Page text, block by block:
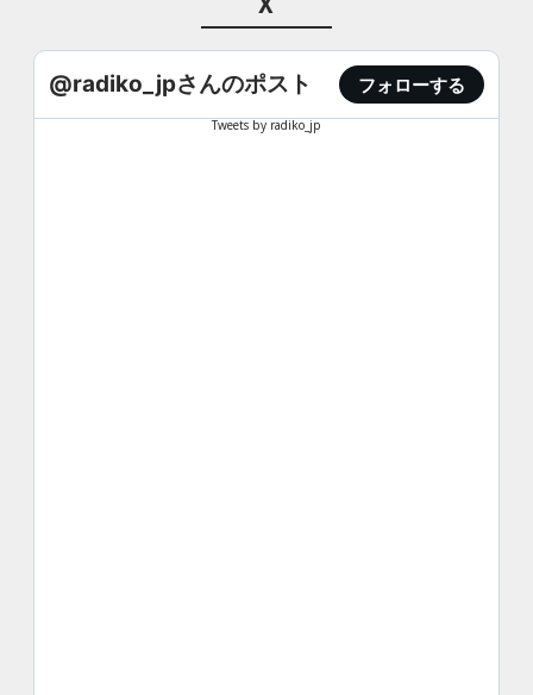
@radiko_jpさんのポスト フォローする
Tweets by radiko_jp